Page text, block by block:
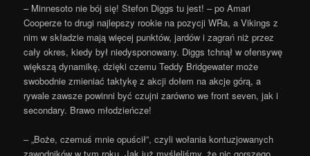
– Minnesoto nie bój się! Stefon Diggs tu jest! – po Amari
Cooperze to drugi najlepszy rookie na pozycji WRa, a Vikings z
nim w składzie mają więcej punktów, jardów i zagrań niż przez
cały okres, kiedy był niedysponowany. Diggs tchnął w ofensywę
większą dynamikę, dzięki czemu Teddy Bridgewater może
swobodnie zmieniać taktykę z akcji dołem na akcje górą, a
rywale zawsze powinni być czujni zarówno we front seven, jak i
secondary. Brawo młodzieńcze!
– „Boże, czemuś mnie opuścił”, czyli wołania kontuzjowanych